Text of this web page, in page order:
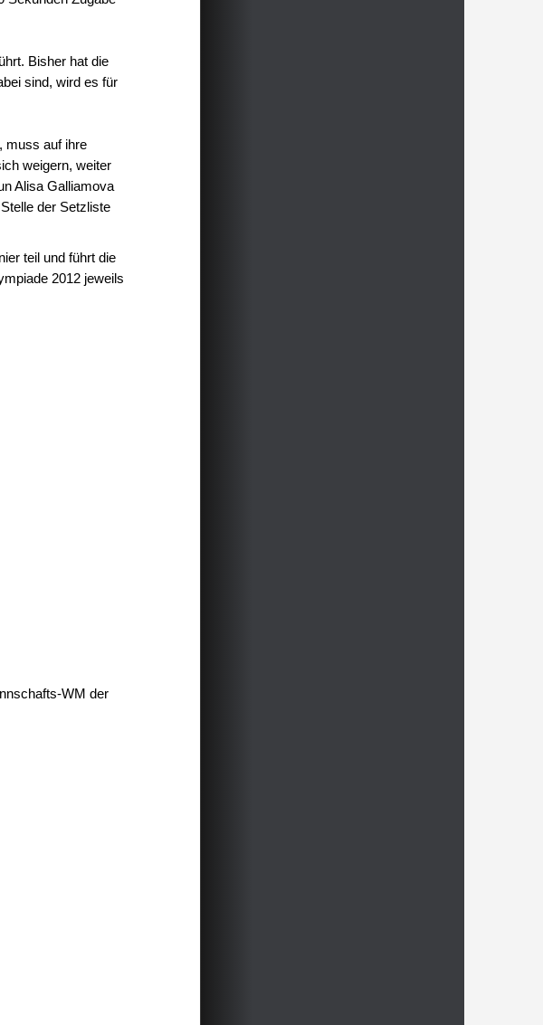
Bisher hat die
sind, wird es für
muss auf ihre
weigern, weiter
Alisa Galliamova
der Setzliste
teil und führt die
2012 jeweils
WM der